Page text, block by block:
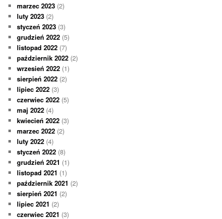
marzec 2023 (2)
luty 2023 (2)
styczeń 2023 (3)
grudzień 2022 (5)
listopad 2022 (7)
październik 2022 (2)
wrzesień 2022 (1)
sierpień 2022 (2)
lipiec 2022 (3)
czerwiec 2022 (5)
maj 2022 (4)
kwiecień 2022 (3)
marzec 2022 (2)
luty 2022 (4)
styczeń 2022 (8)
grudzień 2021 (1)
listopad 2021 (1)
październik 2021 (2)
sierpień 2021 (2)
lipiec 2021 (2)
czerwiec 2021 (3)